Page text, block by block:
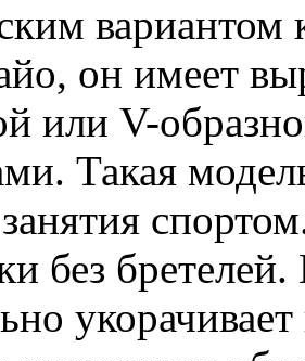
вариантом
он имеет
или V-
Такая
без